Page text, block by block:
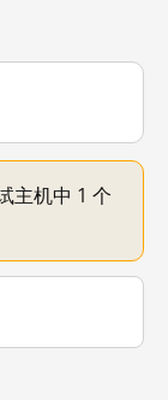
主机中 1 个